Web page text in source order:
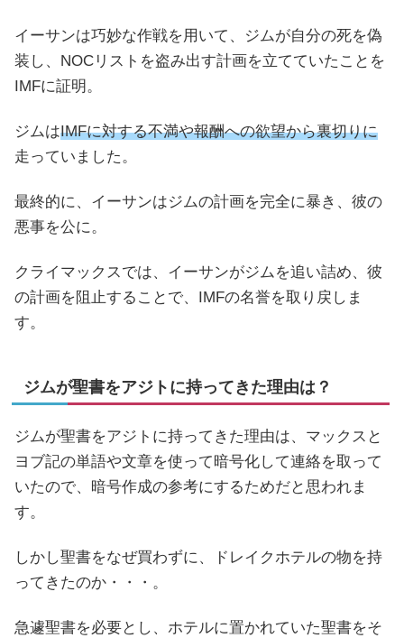
イーサンは巧妙な作戦を用いて、ジムが自分の死を偽
装し、NOCリストを盗み出す計画を立てていたことを
IMFに証明。
ジムはIMFに対する不満や報酬への欲望から裏切りに
走っていました。
最終的に、イーサンはジムの計画を完全に暴き、彼の
悪事を公に。
クライマックスでは、イーサンがジムを追い詰め、彼
の計画を阻止することで、IMFの名誉を取り戻しま
す。
ジムが聖書をアジトに持ってきた理由は？
ジムが聖書をアジトに持ってきた理由は、マックスと
ヨブ記の単語や文章を使って暗号化して連絡を取って
いたので、暗号作成の参考にするためだと思われま
す。
しかし聖書をなぜ買わずに、ドレイクホテルの物を持
ってきたのか・・・。
急遽聖書を必要とし、ホテルに置かれていた聖書をそ